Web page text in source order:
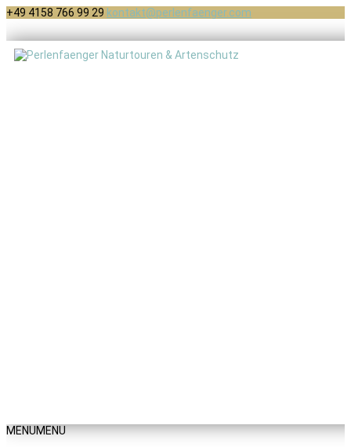
+49 4158 766 99 29 kontakt@perlenfaenger.com
MENUMENU